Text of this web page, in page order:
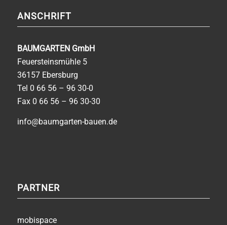
ANSCHRIFT
BAUMGARTEN GmbH
Feuersteinsmühle 5
36157 Ebersburg
Tel 0 66 56 – 96 30-0
Fax 0 66 56 – 96 30-30
info@baumgarten-bauen.de
PARTNER
mobispace